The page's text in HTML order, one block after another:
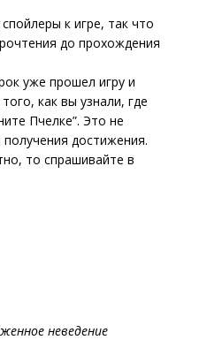
к игре, так что
до прохождения
уже прошел игру и
как вы узнали, где
Пчелке”. Это не
достижения.
то спрашивайте в
неведение